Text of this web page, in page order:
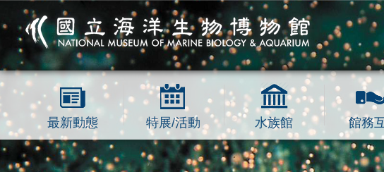
跳到主要內容區塊
最新動態 特展/活動 水族館 館務